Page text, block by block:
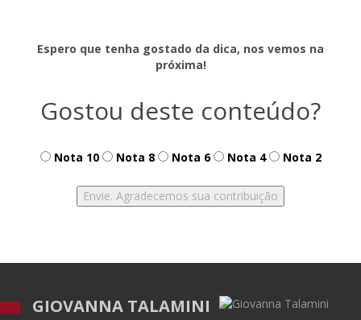
Espero que tenha gostado da dica, nos vemos na
próxima!
Gostou deste conteúdo?
Nota 10 Nota 8 Nota 6 Nota 4 Nota 2
GIOVANNA TALAMINI